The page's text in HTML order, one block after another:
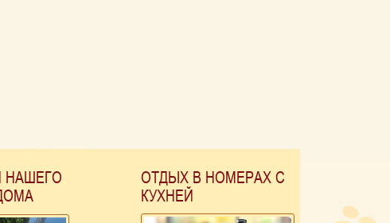
НАШЕГО
ОТДЫХ В НОМЕРАХ С
КУХНЕЙ